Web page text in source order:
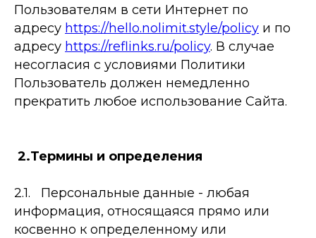
Пользователям в сети Интернет по
адресу https://hello.nolimit.style/policy и по
адресу https://reflinks.ru/policy. В случае
несогласия с условиями Политики
Пользователь должен немедленно
прекратить любое использование Сайта.
2.Термины и определения
2.1. Персональные данные - любая
информация, относящаяся прямо или
косвенно к определенному или